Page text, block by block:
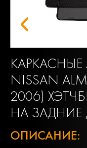
NISSAN
2006)
НА ЗАДНИЕ
ОПИСАНИЕ: